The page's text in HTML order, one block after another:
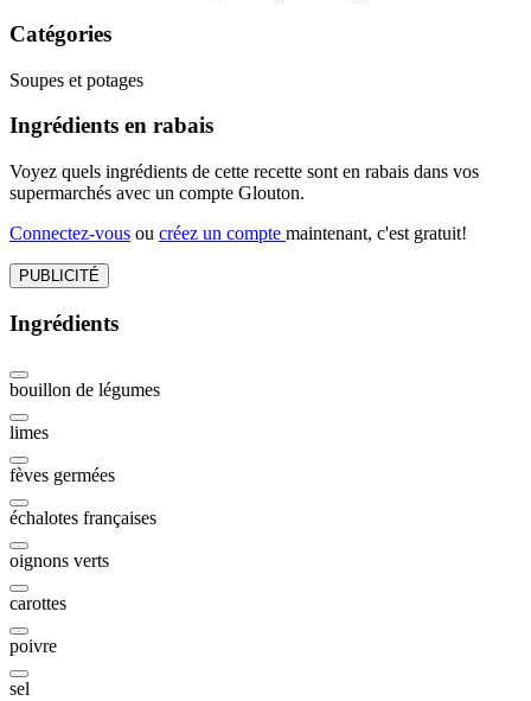
Catégories
Soupes et potages
Ingrédients en rabais
Voyez quels ingrédients de cette recette sont en rabais dans vos
supermarchés avec un compte Glouton.
Connectez-vous ou créez un compte maintenant, c'est gratuit!
PUBLICITÉ
Ingrédients
bouillon de légumes
limes
fèves germées
échalotes françaises
oignons verts
carottes
poivre
sel